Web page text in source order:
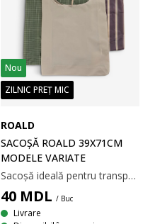
Nou
ZILNIC PREȚ MIC
ROALD
SACOȘĂ ROALD 39X71CM
MODELE VARIATE
Sacoșă ideală pentru transportul cumpărăturilor și al altor articole esențiale de zi cu zi. Fabricată din poliester rezistent, lavabil (30% reciclat). Sacoșa este disponibilă în diverse culori și modele și se vinde individual. 39x71 cm
40 MDL / Buc
Livrare